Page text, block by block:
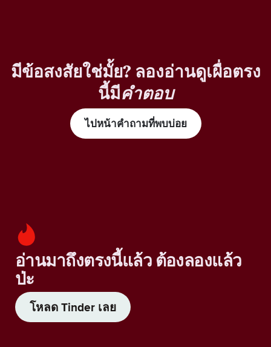
มีข้อสงสัยใช่มั้ย? ลองอ่านดูเผื่อตรง
นี้มีคำตอบ
ไปหน้าคำถามที่พบบ่อย
อ่านมาถึงตรงนี้แล้ว ต้องลองแล้ว
ป่ะ
โหลด Tinder เลย